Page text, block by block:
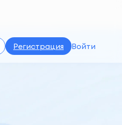
Регистрация Войти